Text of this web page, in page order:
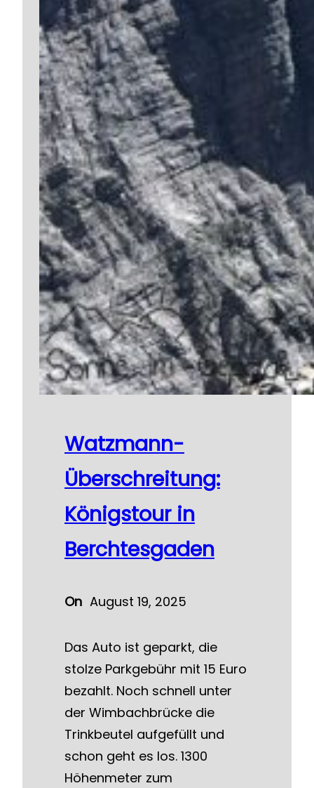
Watzmann-
Überschreitung:
Königstour in
Berchtesgaden
On August 19, 2025
Das Auto ist geparkt, die
stolze Parkgebühr mit 15 Euro
bezahlt. Noch schnell unter
der Wimbachbrücke die
Trinkbeutel aufgefüllt und
schon geht es los. 1300
Höhenmeter zum